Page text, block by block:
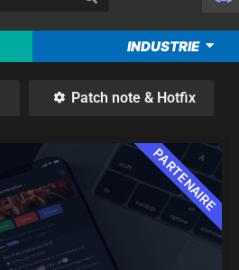
INDUSTRIE
Patch note & Hotfix
PARTENAIRE